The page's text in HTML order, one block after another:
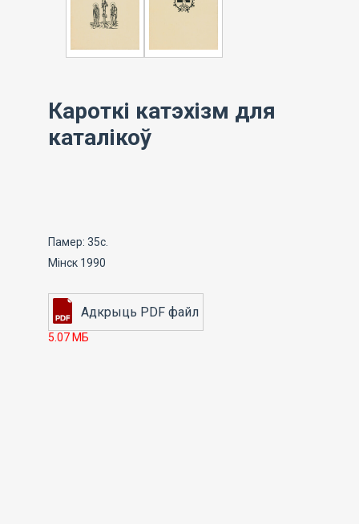
Кароткі катэхізм для
каталікоў
Памер: 35с.
Мінск 1990
5.07 МБ